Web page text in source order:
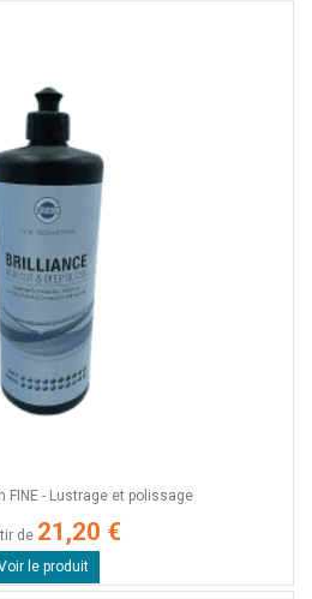
FINE - Lustrage et polissage
de 21,20 €
le produit